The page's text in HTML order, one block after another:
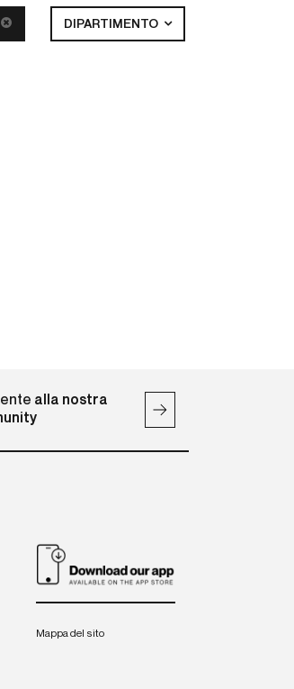
DIPARTIMENTO
alla nostra
Mappa del sito